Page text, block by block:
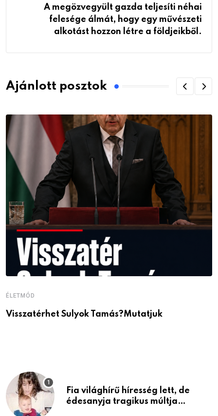
A megözvegyült gazda teljesíti néhai
felesége álmát, hogy egy művészeti
alkotást hozzon létre a földjeikből.
Ajánlott posztok
ÉLETMÓD
Visszatérhet Sulyok Tamás?Mutatjuk
Fia világhírű híresség lett, de
édesanyja tragikus múltja